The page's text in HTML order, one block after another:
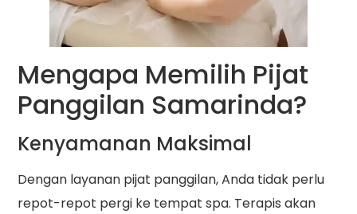
Mengapa Memilih Pijat
Panggilan Samarinda?
Kenyamanan Maksimal
Dengan layanan pijat panggilan, Anda tidak perlu
repot-repot pergi ke tempat spa. Terapis akan